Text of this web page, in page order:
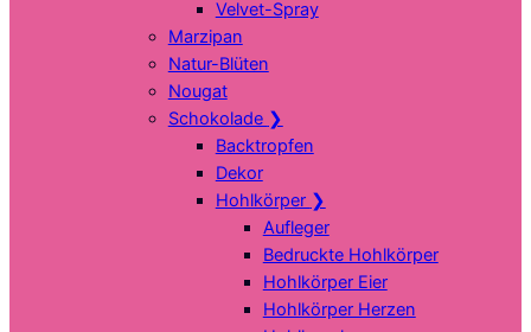
Velvet-Spray
Marzipan
Natur-Blüten
Nougat
Schokolade ❯
Backtropfen
Dekor
Hohlkörper ❯
Aufleger
Bedruckte Hohlkörper
Hohlkörper Eier
Hohlkörper Herzen